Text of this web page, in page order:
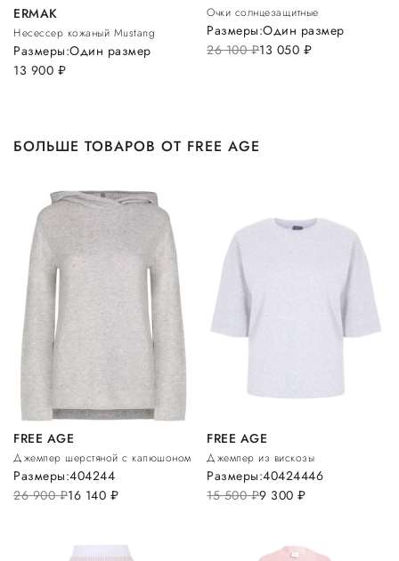
ERMAK
Несессер кожаный Mustang
13 900 руб.
Размеры:Один размер
Очки солнцезащитные
26 100руб.13 050 руб.
Размеры:Один размер
БОЛЬШЕ ТОВАРОВ ОТ FREE AGE
FREE AGE
Джемпер шерстяной с капюшоном
26 900руб.16 140 руб.
Размеры:404244
FREE AGE
Джемпер из вискозы
15 500руб.9 300руб.
Размеры:40424446